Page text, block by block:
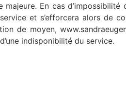
En cas d’impossibilité
et s’efforcera alors de
de moyen,
indisponibilité du service.